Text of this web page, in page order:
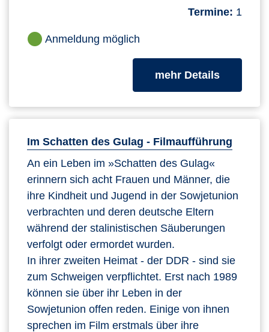
Termine: 1
Anmeldung möglich
mehr Detailszum
Im Schatten des Gulag - Filmaufführung
An ein Leben im »Schatten des Gulag«
erinnern sich acht Frauen und Männer, die
ihre Kindheit und Jugend in der Sowjetunion
verbrachten und deren deutsche Eltern
während der stalinistischen Säuberungen
verfolgt oder ermordet wurden.
In ihrer zweiten Heimat - der DDR - sind sie
zum Schweigen verpflichtet. Erst nach 1989
können sie über ihr Leben in der
Sowjetunion offen reden. Einige von ihnen
sprechen im Film erstmals über ihre